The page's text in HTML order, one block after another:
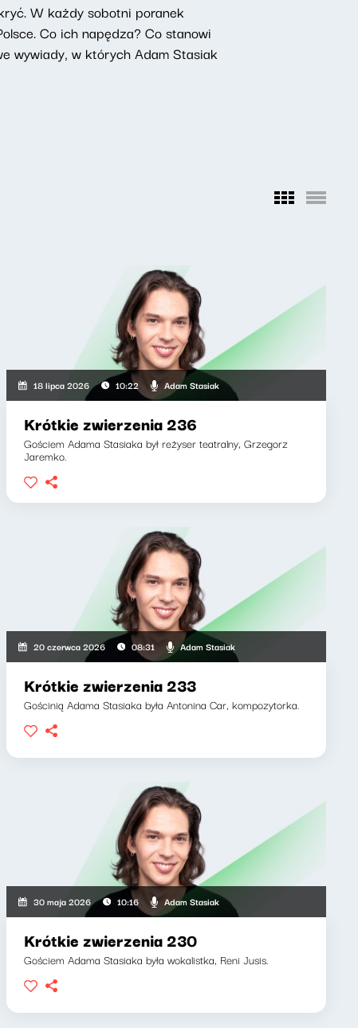
W każdy sobotni poranek
Co ich napędza? Co stanowi
wywiady, w których Adam Stasiak
18 lipca 2026 10:22 Adam Stasiak
Krótkie zwierzenia 236
Gościem Adama Stasiaka był reżyser teatralny, Grzegorz
Jaremko.
20 czerwca 2026 08:31 Adam Stasiak
Krótkie zwierzenia 233
Gościnią Adama Stasiaka była Antonina Car, kompozytorka.
30 maja 2026 10:16 Adam Stasiak
Krótkie zwierzenia 230
Gościem Adama Stasiaka była wokalistka, Reni Jusis.